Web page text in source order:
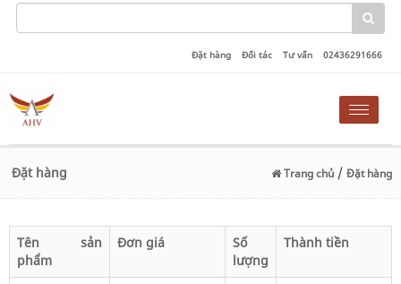
Đặt hàng Đối tác Tư vấn 02436291666
Toggle
Đặt hàng Trang chủ / Đặt hàng
Tên sản
phẩm
Đơn giá
Số
lượng
Thành tiền